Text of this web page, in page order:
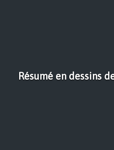
Résumé en dessins